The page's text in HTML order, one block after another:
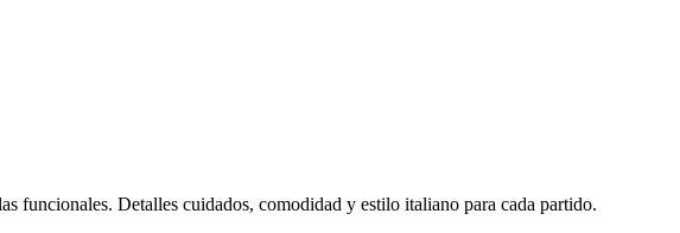
funcionales. Detalles cuidados, comodidad y estilo italiano para cada partido.